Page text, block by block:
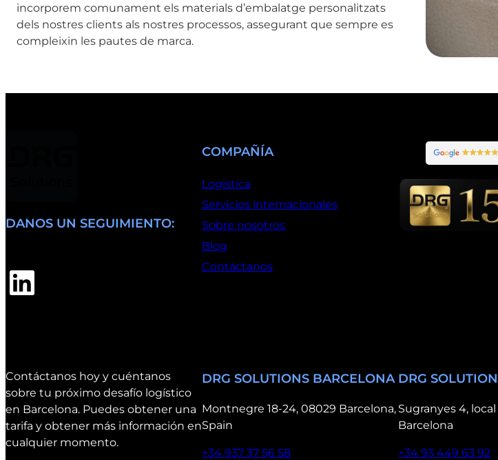
incorporem comunament els materials d’embalatge personalitzats
dels nostres clients als nostres processos, assegurant que sempre es
compleixin les pautes de marca.
DANOS UN SEGUIMIENTO:
LinkedIn
COMPAÑÍA
Logistica
Servicios internacionales
Sobre nosotros
Blog
Contáctanos
Contáctanos hoy y cuéntanos
sobre tu próximo desafío logístico
en Barcelona. Puedes obtener una
tarifa y obtener más información en
cualquier momento.
DRG SOLUTIONS BARCELONA
Montnegre 18-24, 08029 Barcelona,
Spain
+34 937 37 56 58
DRG
Sugranyes 4, local
Barcelona
+34 93 449 63 92